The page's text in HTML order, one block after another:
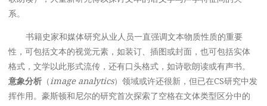
系。
书籍史家和媒体研究从业人员一直强调文本物质性质的重要
性，可包括文本的视觉元素，如装订、插图或封面，也可包括实体
格式，文学以此形式流传，还有口头格式，如诗歌朗读或有声书。
意象分析 （image analytics）领域或许还很新，但已在CS研究中发
挥作用。豪斯顿和尼尔的研究首次探索了空格在文体类型区分中的